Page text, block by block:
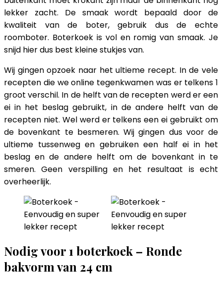
Eenvoudig
en
super
lekker
recept
lekker zacht. De smaak wordt bepaald door de
kwaliteit van de boter, gebruik dus de echte
roomboter. Boterkoek is vol en romig van smaak. Je
snijd hier dus best kleine stukjes van.
Wij gingen opzoek naar het ultieme recept. In de vele
recepten die we online tegenkwamen was er telkens 1
groot verschil. In de helft van de recepten werd er een
ei in het beslag gebruikt, in de andere helft van de
recepten niet. Wel werd er telkens een ei gebruikt om
de bovenkant te besmeren. Wij gingen dus voor de
ultieme tussenweg en gebruiken een half ei in het
beslag en de andere helft om de bovenkant in te
smeren. Geen verspilling en het resultaat is echt
overheerlijk.
Nodig voor 1 boterkoek – Ronde
bakvorm van 24 cm